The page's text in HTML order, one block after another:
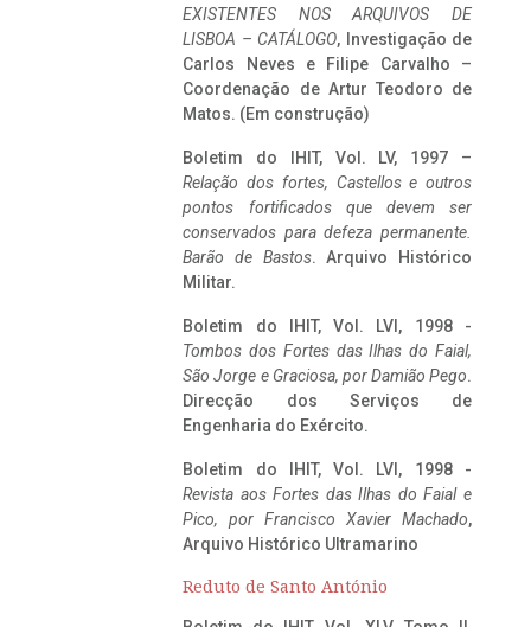
EXISTENTES NOS ARQUIVOS DE
LISBOA – CATÁLOGO, Investigação de
Carlos Neves e Filipe Carvalho –
Coordenação de Artur Teodoro de
Matos. (Em construção)
Boletim do IHIT, Vol. LV, 1997 –
Relação dos fortes, Castellos e outros
pontos fortificados que devem ser
conservados para defeza permanente.
Barão de Bastos. Arquivo Histórico
Militar.
Boletim do IHIT, Vol. LVI, 1998 -
Tombos dos Fortes das Ilhas do Faial,
São Jorge e Graciosa, por Damião Pego.
Direcção dos Serviços de
Engenharia do Exército.
Boletim do IHIT, Vol. LVI, 1998 -
Revista aos Fortes das Ilhas do Faial e
Pico, por Francisco Xavier Machado,
Arquivo Histórico Ultramarino
Reduto de Santo António